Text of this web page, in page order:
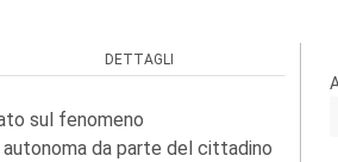
DETTAGLI
sul fenomeno
da parte del cittadino